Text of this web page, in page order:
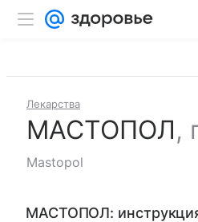
Лекарства
МАСТОПОЛ,
Mastopol
МАСТОПОЛ: